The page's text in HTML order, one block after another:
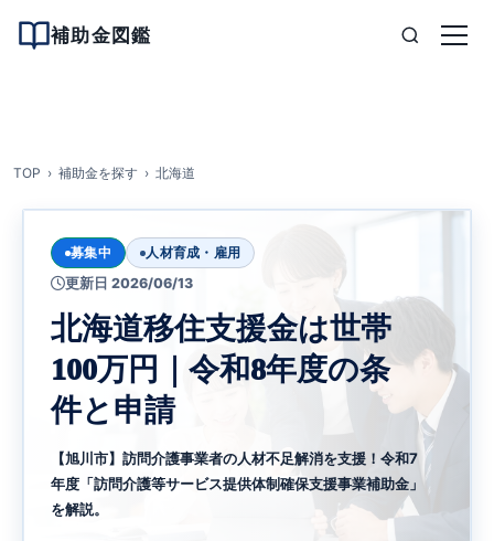
補助金図鑑
TOP 補助金を探す 北海道
募集中
人材育成・雇用
更新日 2026/06/13
北海道移住支援金は世帯
100万円｜令和8年度の条
件と申請
【旭川市】訪問介護事業者の人材不足解消を支援！令和7
年度「訪問介護等サービス提供体制確保支援事業補助金」
を解説。